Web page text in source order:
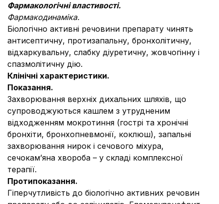
Фармакологічні властивості.
Фармакодинаміка.
Біологічно активні речовини препарату чинять
антисептичну, протизапальну, бронхолітичну,
відхаркувальну, слабку діуретичну, жовчогінну і
спазмолітичну дію.
Клінічні характеристики.
Показання.
Захворювання верхніх дихальних шляхів, що
супроводжуються кашлем з утрудненим
відходженням мокротиння (гострі та хронічні
бронхіти, бронхопневмонії, коклюш), запальні
захворювання нирок і сечового міхура,
сечокам’яна хвороба – у складі комплексної
терапії.
Протипоказання.
Гіперчутливість до біологічно активних речовин